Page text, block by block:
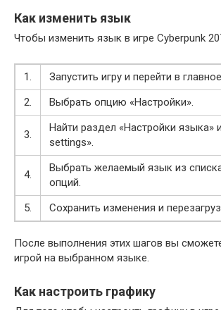
Как изменить язык
Чтобы изменить язык в игре Cyberpunk
1.
Запустить игру и перейти в
2.
Выбрать опцию «Настройки».
3.
Найти раздел «Настройки языка»
settings».
4.
Выбрать желаемый язык из
опций.
5.
Сохранить изменения и
После выполнения этих шагов вы
игрой на выбранном языке.
Как настроить графику